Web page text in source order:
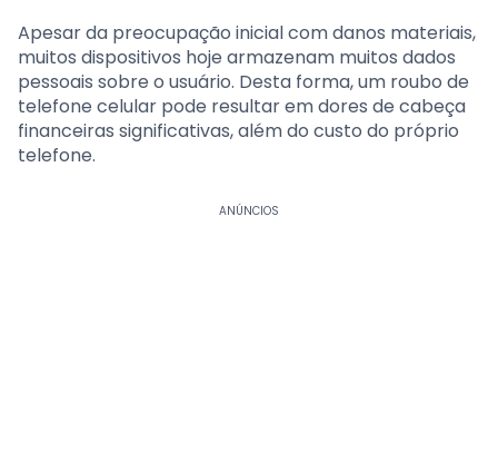
Apesar da preocupação inicial com danos materiais,
muitos dispositivos hoje armazenam muitos dados
pessoais sobre o usuário. Desta forma, um roubo de
telefone celular pode resultar em dores de cabeça
financeiras significativas, além do custo do próprio
telefone.
ANÚNCIOS